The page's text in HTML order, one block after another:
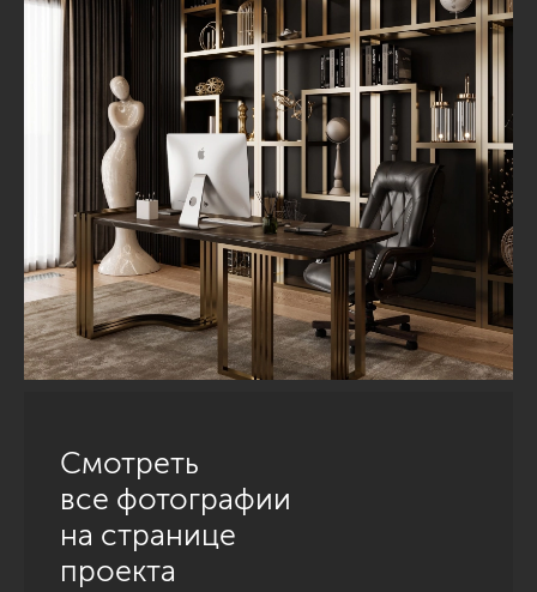
Смотреть
все фотографии
на странице
проекта